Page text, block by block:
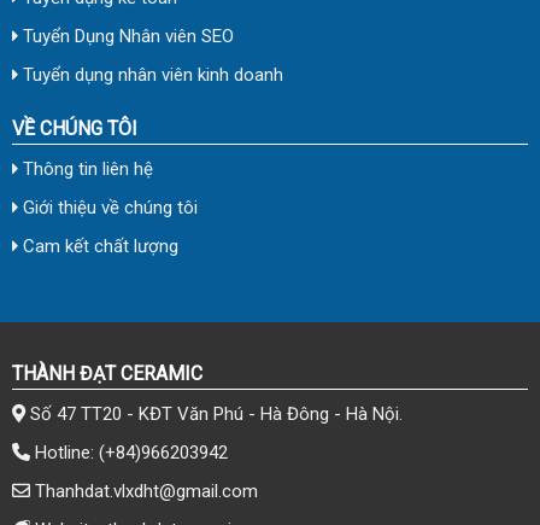
Tuyển Dụng Nhân viên SEO
Tuyển dụng nhân viên kinh doanh
VỀ CHÚNG TÔI
Thông tin liên hệ
Giới thiệu về chúng tôi
Cam kết chất lượng
THÀNH ĐẠT CERAMIC
Số 47 TT20 - KĐT Văn Phú - Hà Đông - Hà Nội.
Hotline: (+84)966203942
Thanhdat.vlxdht@gmail.com